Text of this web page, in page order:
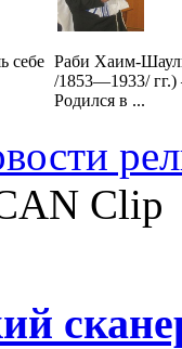
себе Раби Хаим-
/1853—1933/
Родился в ...
Clip